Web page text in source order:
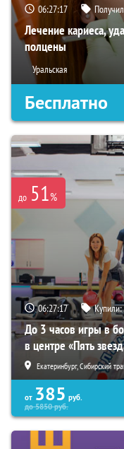
06:27:16
Лечение кариеса,
полцены
Уральская
Бесплатно
до 51%
06:27:16 Купили:
До 3 часов игры в
в центре «Пять
Екатеринбург, Сибирский
от 385 руб.
до5850руб.